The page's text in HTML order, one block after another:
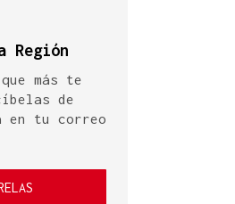
Región
más te
de
en tu correo